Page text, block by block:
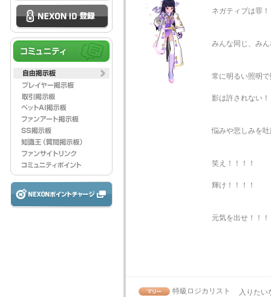
ネガティブは罪
みんな同じ、み
常に明るい照明
影は許されない
悩みや悲しみを
笑え！！！！
輝け！！！！
元気を出せ！！
特級ロジカリスト 入りた